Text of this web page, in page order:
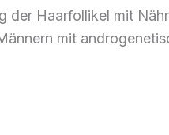
der Haarfollikel mit
mit